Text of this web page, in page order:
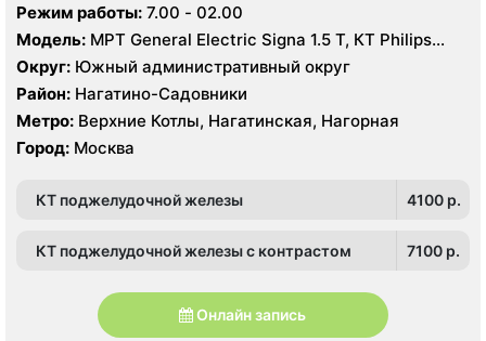
Режим работы: 7.00 - 02.00
Модель: МРТ General Electric Signa 1.5 Т, КТ Philips
Brilliance 64 среза
Округ: Южный административный округ
Район: Нагатино-Садовники
Метро: Верхние Котлы, Нагатинская, Нагорная
Город: Москва
КТ поджелудочной железы 4100 p.
КТ поджелудочной железы с контрастом 7100 p.
Онлайн запись